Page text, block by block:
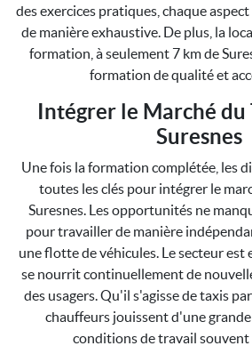
des exercices pratiques, chaque
de manière exhaustive. De plus, la
formation, à seulement 7 km de
formation de qualité et
Intégrer le Marché
Suresnes
Une fois la formation complétée, les
toutes les clés pour intégrer le
Suresnes. Les opportunités ne
pour travailler de manière
une flotte de véhicules. Le secteur
se nourrit continuellement de
des usagers. Qu'il s'agisse de taxis
chauffeurs jouissent d'une
conditions de travail